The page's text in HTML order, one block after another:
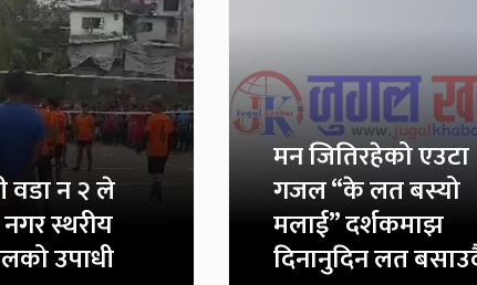
वडा न २ ले
स्थरीय
उपाधी
मन जितिरहेको एउटा
गजल “के लत बस्यो
मलाई” दर्शकमाझ
दिनानुदिन लत